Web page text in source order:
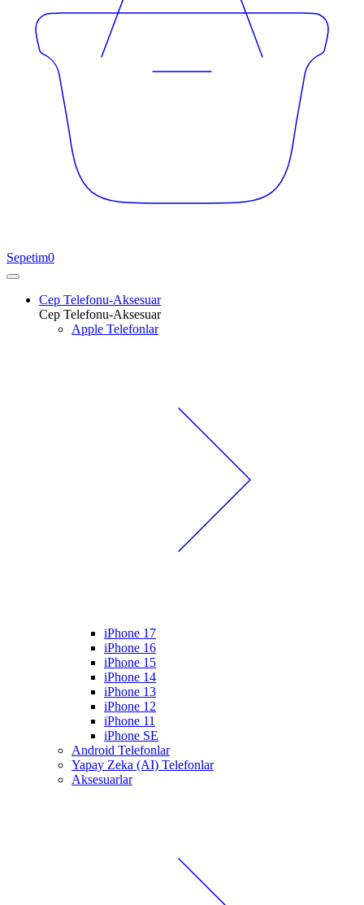
Sepetim0
Cep Telefonu-Aksesuar
Cep Telefonu-Aksesuar
Apple Telefonlar
iPhone 17
iPhone 16
iPhone 15
iPhone 14
iPhone 13
iPhone 12
iPhone 11
iPhone SE
Android Telefonlar
Yapay Zeka (AI) Telefonlar
Aksesuarlar